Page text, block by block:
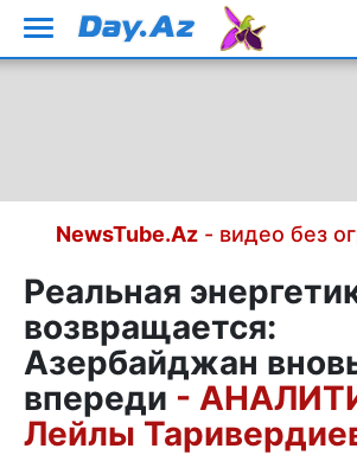
NewsTube.Az- видео без
Реальная
возвращается:
Азербайджан
впереди -
Лейлы